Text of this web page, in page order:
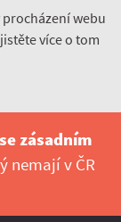
webu
více o tom
zásadním
nemají v ČR